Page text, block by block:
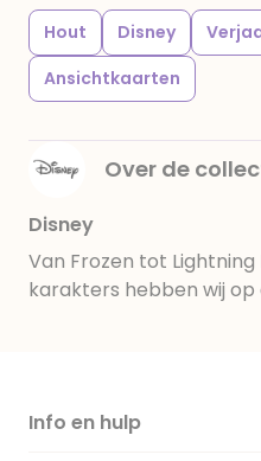
Hout Disney
Ansichtkaarten
Over de
Disney
Van Frozen tot
karakters hebben wij op
Info en hulp